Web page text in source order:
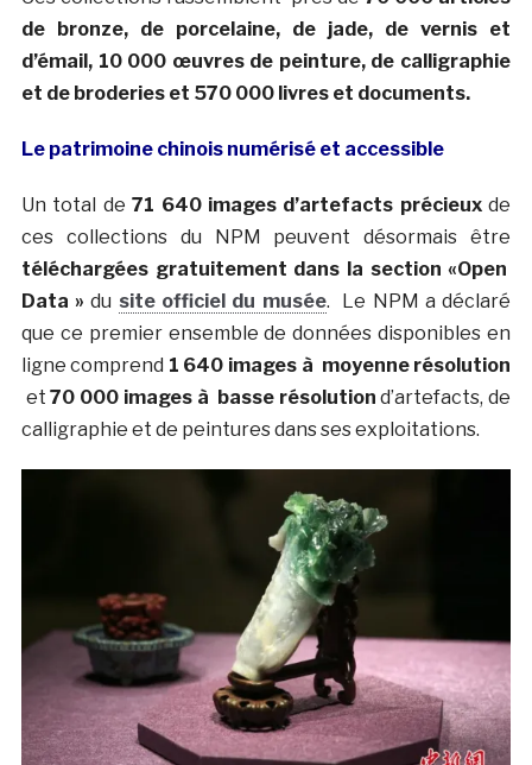
de bronze, de porcelaine, de jade, de vernis et
d’émail, 10 000 œuvres de peinture, de calligraphie
et de broderies et 570 000 livres et documents.
Le patrimoine chinois numérisé et accessible
Un total de71 640 images d’artefacts précieuxde
ces collections du NPM peuvent désormais être
téléchargées gratuitement dans la section «Open
Data » du site officiel du musée. Le NPM a déclaré
que ce premier ensemble de données disponibles en
ligne comprend 1 640 images à moyenne résolution
et70 000 images à basse résolution d’artefacts, de
calligraphie et de peintures dans ses exploitations.